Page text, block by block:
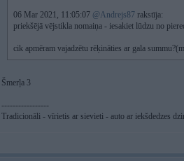
06 Mar 2021, 11:05:07 @Andrejs87 rakstīja:
priekšējā vējstikla nomaiņa - iesakiet lūdzu no
cik apmēram vajadzētu rēķināties ar gala
Šmerļa 3
-----------------
Tradicionāli - vīrietis ar sievieti - auto ar iekšdedzes